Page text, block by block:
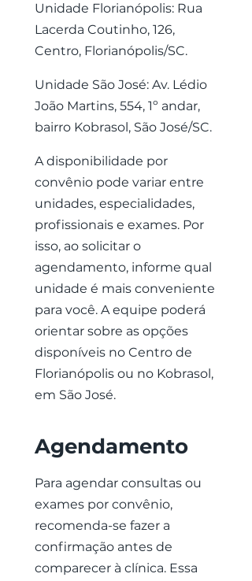
Unidade Florianópolis: Rua
Lacerda Coutinho, 126,
Centro, Florianópolis/SC.
Unidade São José: Av. Lédio
João Martins, 554, 1º andar,
bairro Kobrasol, São José/SC.
A disponibilidade por
convênio pode variar entre
unidades, especialidades,
profissionais e exames. Por
isso, ao solicitar o
agendamento, informe qual
unidade é mais conveniente
para você. A equipe poderá
orientar sobre as opções
disponíveis no Centro de
Florianópolis ou no Kobrasol,
em São José.
Agendamento
Para agendar consultas ou
exames por convênio,
recomenda-se fazer a
confirmação antes de
comparecer à clínica. Essa